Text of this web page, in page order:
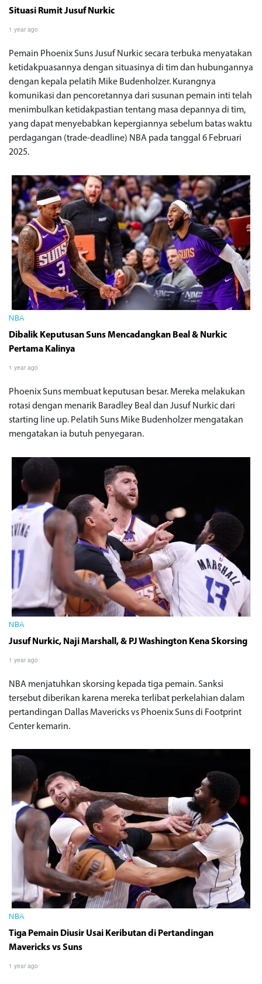
Situasi Rumit Jusuf Nurkic
1 year ago
Pemain Phoenix Suns Jusuf Nurkic secara terbuka menyatakan
ketidakpuasannya dengan situasinya di tim dan hubungannya
dengan kepala pelatih Mike Budenholzer. Kurangnya
komunikasi dan pencoretannya dari susunan pemain inti telah
menimbulkan ketidakpastian tentang masa depannya di tim,
yang dapat menyebabkan kepergiannya sebelum batas waktu
perdagangan (trade-deadline) NBA pada tanggal 6 Februari
2025.
NBA
Dibalik Keputusan Suns Mencadangkan Beal & Nurkic
Pertama Kalinya
1 year ago
Phoenix Suns membuat keputusan besar. Mereka melakukan
rotasi dengan menarik Baradley Beal dan Jusuf Nurkic dari
starting line up. Pelatih Suns Mike Budenholzer mengatakan
mengatakan ia butuh penyegaran.
NBA
Jusuf Nurkic, Naji Marshall, & PJ Washington Kena Skorsing
1 year ago
NBA menjatuhkan skorsing kepada tiga pemain. Sanksi
tersebut diberikan karena mereka terlibat perkelahian dalam
pertandingan Dallas Mavericks vs Phoenix Suns di Footprint
Center kemarin.
NBA
Tiga Pemain Diusir Usai Keributan di Pertandingan
Mavericks vs Suns
1 year ago